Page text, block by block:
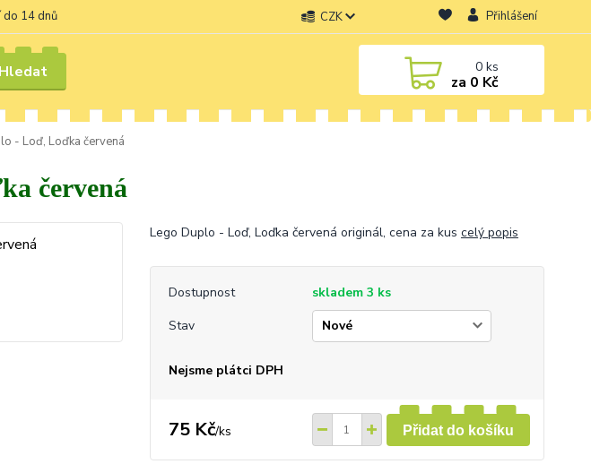
do 14 dnů CZK Přihlášení
Hledat 0ks
za 0 Kč
- Loď, Loďka červená
červená
Lego Duplo - Loď, Loďka červená originál, cena za kus celý popis
Dostupnost
skladem 3 ks
Stav
Nejsme plátci DPH
75 Kč/ks Přidat do košíku